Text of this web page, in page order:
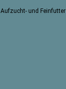
Aufzucht- und Feinfutter